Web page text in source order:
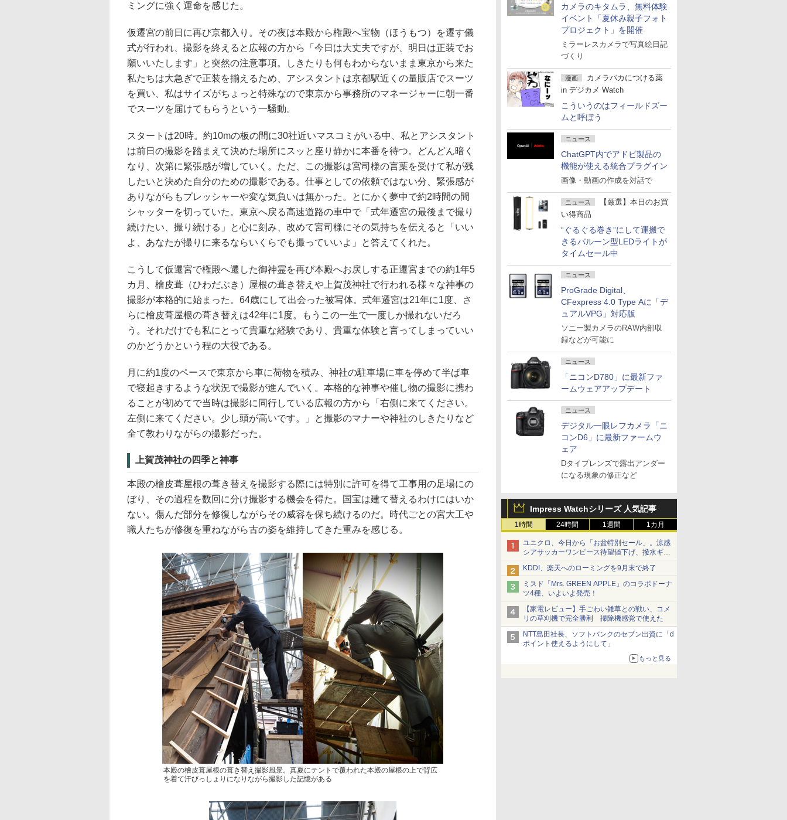
カメラのキタムラ、無料体験
イベント「夏休み親子フォト
プロジェクト」を開催
ミラーレスカメラで写真絵日記
づくり
漫画
カメラバカにつける薬
in デジカメ Watch
こういうのはフィールドズー
ムと呼ぼう
ニュース
ChatGPT内でアドビ製品の
機能が使える統合プラグイン
画像・動画の作成を対話で
ニュース
【厳選】本日のお買
い得商品
“ぐるぐる巻き”にして運搬で
きるバルーン型LEDライトが
タイムセール中
ニュース
ProGrade Digital、
CFexpress 4.0 Type Aに「デ
ュアルVPG」対応版
ソニー製カメラのRAW内部収
録などが可能に
ニュース
「ニコンD780」に最新ファ
ームウェアアップデート
ニュース
デジタル一眼レフカメラ「ニ
コンD6」に最新ファームウ
ェア
Dタイプレンズで露出アンダー
になる現象の修正など
Impress Watchシリーズ 人気記事
1時間 24時間 1週間 1カ月
ユニクロ、今日から「お盆特別セール」。涼感
シアサッカーワンピース待望値下げ、撥水ギア
ショーツは1990円に
KDDI、楽天へのローミングを9月末で終了
ミスド「Mrs. GREEN APPLE」のコラボドーナ
ツ4種、いよいよ発売！
【家電レビュー】手ごわい雑草との戦い、コメ
リの草刈機で完全勝利 掃除機感覚で使えた
NTT島田社長、ソフトバンクのセブン出資に「d
ポイント使えるようにして」
もっと見る
ミングに強く運命を感じた。
仮遷宮の前日に再び京都入り。その夜は本殿から権殿へ宝物（ほうもつ）を遷す儀
式が行われ、撮影を終えると広報の方から「今日は大丈夫ですが、明日は正装でお
願いいたします」と突然の注意事項。しきたりも何もわからないまま東京から来た
私たちは大急ぎで正装を揃えるため、アシスタントは京都駅近くの量販店でスーツ
を買い、私はサイズがちょっと特殊なので東京から事務所のマネージャーに朝一番
でスーツを届けてもらうという一騒動。
スタートは20時。約10mの板の間に30社近いマスコミがいる中、私とアシスタント
は前日の撮影を踏まえて決めた場所にスッと座り静かに本番を待つ。どんどん暗く
なり、次第に緊張感が増していく。ただ、この撮影は宮司様の言葉を受けて私が残
したいと決めた自分のための撮影である。仕事としての依頼ではない分、緊張感が
ありながらもプレッシャーや変な気負いは無かった。とにかく夢中で約2時間の間
シャッターを切っていた。東京へ戻る高速道路の車中で「式年遷宮の最後まで撮り
続けたい、撮り続ける」と心に刻み、改めて宮司様にその気持ちを伝えると「いい
よ、あなたが撮りに来るならいくらでも撮っていいよ」と答えてくれた。
こうして仮遷宮で権殿へ遷した御神霊を再び本殿へお戻しする正遷宮までの約1年5
カ月、檜皮葺（ひわだぶき）屋根の葺き替えや上賀茂神社で行われる様々な神事の
撮影が本格的に始まった。64歳にして出会った被写体。式年遷宮は21年に1度、さ
らに檜皮葺屋根の葺き替えは42年に1度。もうこの一生で一度しか撮れないだろ
う。それだけでも私にとって貴重な経験であり、貴重な体験と言ってしまっていい
のかどうかという程の大役である。
月に約1度のペースで東京から車に荷物を積み、神社の駐車場に車を停めて半ば車
で寝起きするような状況で撮影が進んでいく。本格的な神事や催し物の撮影に携わ
ることが初めてで当時は撮影に同行している広報の方から「右側に来てください。
左側に来てください。少し頭が高いです。」と撮影のマナーや神社のしきたりなど
全て教わりながらの撮影だった。
上賀茂神社の四季と神事
本殿の檜皮葺屋根の葺き替えを撮影する際には特別に許可を得て工事用の足場にの
ぼり、その過程を数回に分け撮影する機会を得た。国宝は建て替えるわけにはいか
ない。傷んだ部分を修復しながらその威容を保ち続けるのだ。時代ごとの宮大工や
職人たちが修復を重ねながら古の姿を維持してきた重みを感じる。
本殿の檜皮葺屋根の葺き替え撮影風景。真夏にテントで覆われた本殿の屋根の上で背広
を着て汗びっしょりになりながら撮影した記憶がある